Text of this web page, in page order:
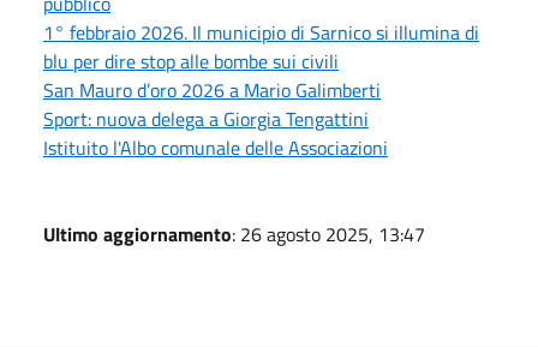
1° febbraio 2026. Il municipio di Sarnico si illumina di
blu per dire stop alle bombe sui civili
San Mauro d’oro 2026 a Mario Galimberti
Sport: nuova delega a Giorgia Tengattini
Istituito l'Albo comunale delle Associazioni
Ultimo aggiornamento: 26 agosto 2025, 13:47